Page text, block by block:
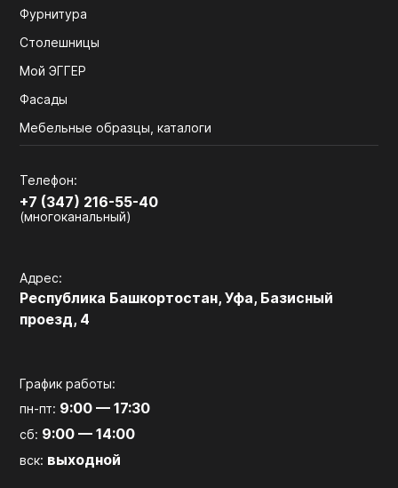
Фурнитура
Столешницы
Мой ЭГГЕР
Фасады
Мебельные образцы, каталоги
Телефон:
+7 (347) 216-55-40
(многоканальный)
Адрес:
Республика Башкортостан, Уфа, Базисный
проезд, 4
График работы:
пн-пт: 9:00 — 17:30
сб: 9:00 — 14:00
вск: выходной